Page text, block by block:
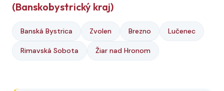
(Banskobystrický kraj)
Banská Bystrica Zvolen Brezno Lučenec
Rimavská Sobota Žiar nad Hronom